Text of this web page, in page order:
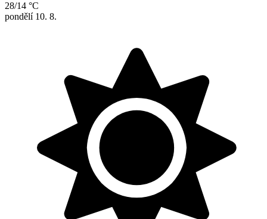
28/14 °C
pondělí 10. 8.